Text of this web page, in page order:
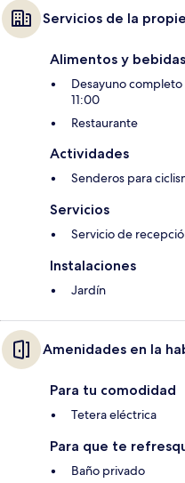
Servicios de la
Alimentos y bebidas
Desayuno
11:00
Restaurante
Actividades
Senderos para
Servicios
Servicio de
Instalaciones
Jardín
Amenidades en la
Para tu comodidad
Tetera eléctrica
Para que te
Baño privado